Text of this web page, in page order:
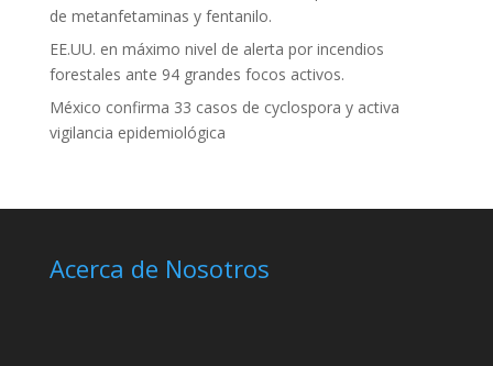
de metanfetaminas y fentanilo.
EE.UU. en máximo nivel de alerta por incendios
forestales ante 94 grandes focos activos.
México confirma 33 casos de cyclospora y activa
vigilancia epidemiológica
Acerca de Nosotros